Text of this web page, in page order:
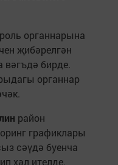
органнарына
җибәрелгән
вәгъдә бирде.
органнар
район
графиклары
сәүдә буенча
хәл ителде.